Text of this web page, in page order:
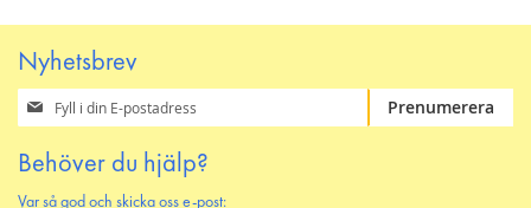
Nyhetsbrev
Prenumerera
på
nyhetsbrev
Prenumerera
Behöver du hjälp?
Var så god och skicka oss e-post: